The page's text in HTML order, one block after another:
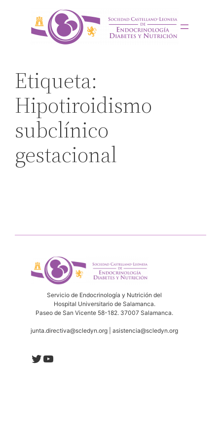
contenido
Etiqueta:
Hipotiroidismo
subclínico
gestacional
Servicio de Endocrinología y Nutrición del
Hospital Universitario de Salamanca.
Paseo de San Vicente 58-182. 37007 Salamanca.
junta.directiva@scledyn.org | asistencia@scledyn.org
Twitter
YouTube